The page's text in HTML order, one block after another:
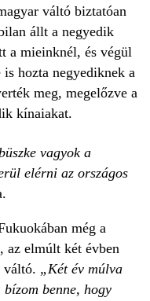
váltó biztatóan
állt a negyedik
a mieinknél, és végül
hozta negyediknek a
meg, megelőzve a
kínaiakat.
vagyok a
elérni az országos
még a
az elmúlt két évben
váltó. „Két év múlva
benne, hogy